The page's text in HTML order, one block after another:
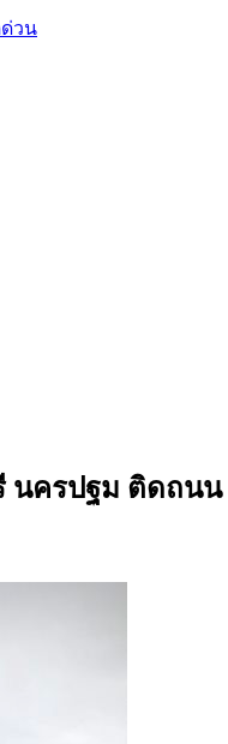
วน
ครปฐม ติดถน